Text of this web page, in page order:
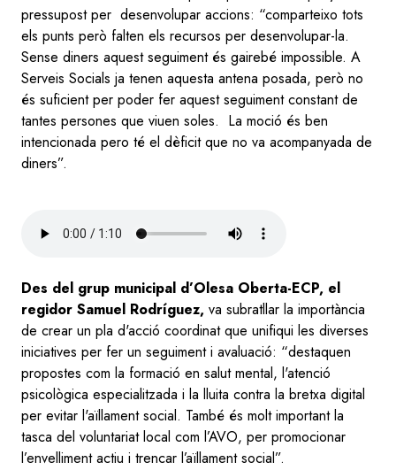
pressupost per desenvolupar accions: “comparteixo tots
els punts però falten els recursos per desenvolupar-la.
Sense diners aquest seguiment és gairebé impossible. A
Serveis Socials ja tenen aquesta antena posada, però no
és suficient per poder fer aquest seguiment constant de
tantes persones que viuen soles. La moció és ben
intencionada pero té el dèficit que no va acompanyada de
diners”.
Des del grup municipal d’Olesa Oberta-ECP, el
regidor Samuel Rodríguez, va subratllar la importància
de crear un pla d'acció coordinat que unifiqui les diverses
iniciatives per fer un seguiment i avaluació: “destaquen
propostes com la formació en salut mental, l'atenció
psicològica especialitzada i la lluita contra la bretxa digital
per evitar l'aïllament social. També és molt important la
tasca del voluntariat local com l’AVO, per promocionar
l’envelliment actiu i trencar l’aïllament social”.